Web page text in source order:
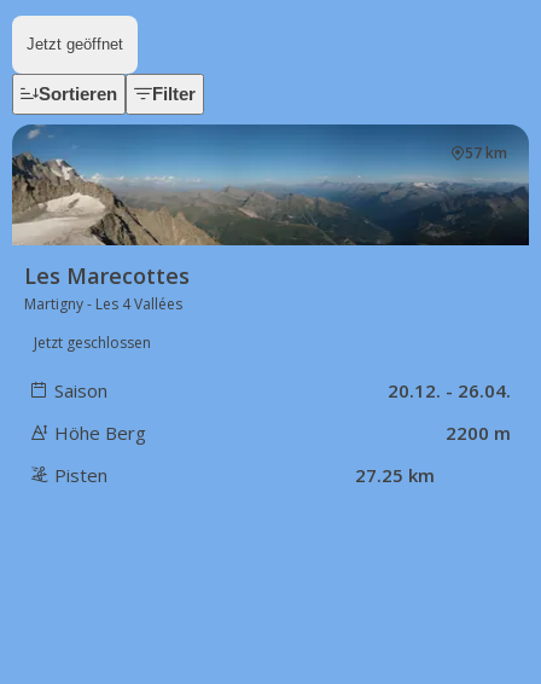
Jetzt geöffnet
Sortieren Filter
57 km
Les Marecottes
Martigny - Les 4 Vallées
Jetzt geschlossen
Saison
20.12. - 26.04.
Höhe Berg
2200 m
Pisten
27.25 km